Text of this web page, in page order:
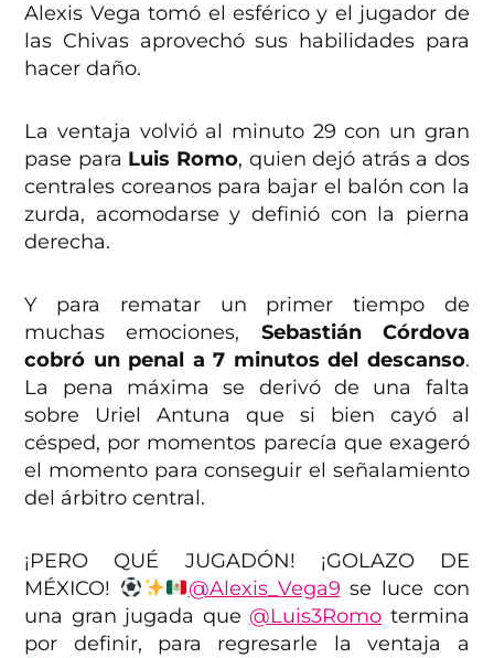
Alexis Vega tomó el esférico y el jugador de
las Chivas aprovechó sus habilidades para
hacer daño.
La ventaja volvió al minuto 29 con un gran
pase para Luis Romo, quien dejó atrás a dos
centrales coreanos para bajar el balón con la
zurda, acomodarse y definió con la pierna
derecha.
Y para rematar un primer tiempo de
muchas emociones, Sebastián Córdova
cobró un penal a 7 minutos del descanso.
La pena máxima se derivó de una falta
sobre Uriel Antuna que si bien cayó al
césped, por momentos parecía que exageró
el momento para conseguir el señalamiento
del árbitro central.
¡PERO QUÉ JUGADÓN! ¡GOLAZO DE
MÉXICO!
@Alexis_Vega9 se luce con
una gran jugada que @Luis3Romo termina
por definir, para regresarle la ventaja a